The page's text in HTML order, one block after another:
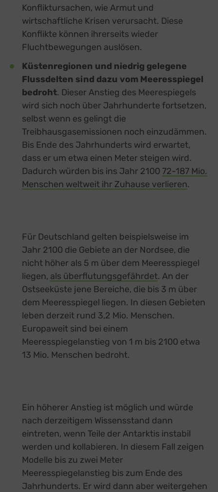
Konfliktursachen, wie Armut und
wirtschaftliche Krisen verursacht. Diese
Konflikte können ihrerseits wieder
Fluchtbewegungen auslösen.
Küstenregionen und niedrig gelegene
Flussdelten sind dazu vom Meeresspiegel
bedroht. Dieser Anstieg des Meerespiegels
wird sich noch über Jahrhunderte fortsetzen,
selbst wenn es gelingt die
Treibhausgasemissionen noch einzudämmen.
Bis Ende des Jahrhunderts wird erwartet,
dass er um etwa einen Meter steigen wird.
Dadurch würden bis ins Jahr 2100 72-187 Mio.
Menschen weltweit ihr Zuhause verlieren.
Für Deutschland gelten beispielsweise im
Jahr 2100 die Gebiete an der Nordsee, die
nicht höher als 5 m über dem Meeresspiegel
liegen, als überflutungsgefährdetexternal link,
. An der
Ostseeküste jene Bereiche, die bis 3 m über
dem Meeresspiegel liegen. In diesen Gebieten
leben derzeit rund 3,2 Mio. Menschen.
Europaweit sind bei einem
Meeresspiegelanstieg von 1 m bis 2100 etwa
13 Mio. Menschen bedroht.
Ein höherer Anstieg ist möglich und würde
nach derzeitigem Wissensstand dann
eintreten, wenn Teile der Antarktis instabil
werden und kollabieren. In diesem Fall zeigen
Modelle bis zu zwei Meter
Meeresspiegelanstieg bis zum Ende des
Jahrhunderts. Er wird dann aber weitergehen
Einbindung zusätzlicher Informationen
Buzzsprout
Higher Pixels, USA
Facebook
Meta Platforms Ireland Ltd., Irland
Google Forms (Free)
Detailszu Google Forms
Switch zum
Open Street Map
OpenStreetMap Foundation
Detailszu Open Street
Spotteron Maps
Spotteron GmbH, Österreich
zu Spotteron Maps
Typeform
TYPEFORM S.L., Spanien
Details zu Typeform
Switch
Vimeo
Vimeo Inc., USA
Switch zum
YouTube
Detailszu YouTube
Switch zum